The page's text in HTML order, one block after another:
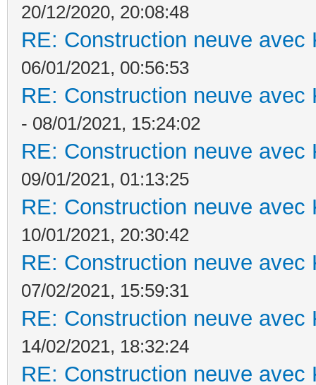
20/12/2020, 20:08:48
RE: Construction neuve avec
06/01/2021, 00:56:53
RE: Construction neuve avec
- 08/01/2021, 15:24:02
RE: Construction neuve avec
09/01/2021, 01:13:25
RE: Construction neuve avec
10/01/2021, 20:30:42
RE: Construction neuve avec
07/02/2021, 15:59:31
RE: Construction neuve avec
14/02/2021, 18:32:24
RE: Construction neuve avec